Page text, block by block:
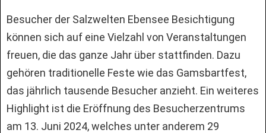
Besucher der Salzwelten Ebensee Besichtigung
können sich auf eine Vielzahl von Veranstaltungen
freuen, die das ganze Jahr über stattfinden. Dazu
gehören traditionelle Feste wie das Gamsbartfest,
das jährlich tausende Besucher anzieht. Ein weiteres
Highlight ist die Eröffnung des Besucherzentrums
am 13. Juni 2024, welches unter anderem 29